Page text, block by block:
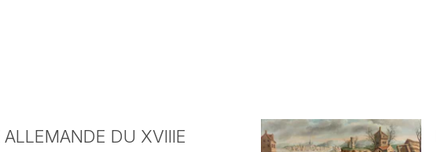
ALLEMANDE DU XVIIIE